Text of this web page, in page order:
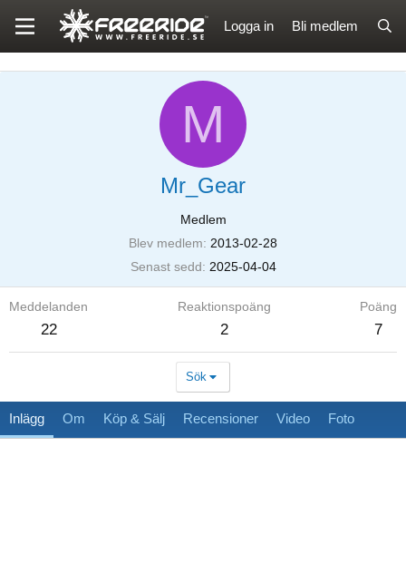
Logga in Bli medlem
M
Mr_Gear
Medlem
Blev medlem
2013-02-28
Senast sedd
2025-04-04
Meddelanden
22
Reaktionspoäng
2
Poäng
7
Sök
Inlägg Om Köp & Sälj Recensioner Video Foto